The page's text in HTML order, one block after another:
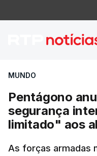
MUNDO
Pentágono
segurança
limitado" aos
As forças armadas